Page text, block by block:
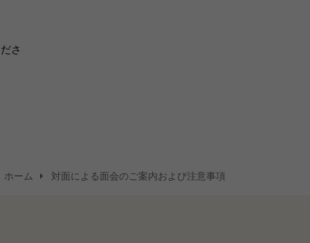
さ
ホーム 対面による面会のご案内および注意事項